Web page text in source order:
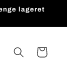
lageret
Handlekurv